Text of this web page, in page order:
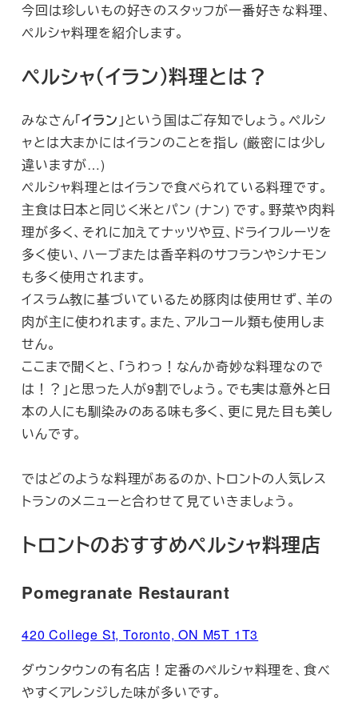
今回は珍しいもの好きのスタッフが一番好きな料理、
ペルシャ料理を紹介します。
ペルシャ（イラン）料理とは？
みなさん「イラン 」という国はご存知でしょう。ペルシ
ャとは大まかにはイランのことを指し (厳密には少し
違いますが…)
ペルシャ料理とはイランで食べられている料理です。
主食は日本と同じく米とパン (ナン) です。野菜や肉料
理が多く、それに加えてナッツや豆、ドライフルーツを
多く使い、ハーブまたは香辛料のサフランやシナモン
も多く使用されます。
イスラム教に基づいているため豚肉は使用せず、羊の
肉が主に使われます。また、アルコール類も使用しま
せん。
ここまで聞くと、「うわっ！なんか奇妙な料理なので
は！？」と思った人が9割でしょう。でも実は意外と日
本の人にも馴染みのある味も多く、更に見た目も美し
いんです。
ではどのような料理があるのか、トロントの人気レス
トランのメニューと合わせて見ていきましょう。
トロントのおすすめペルシャ料理店
Pomegranate Restaurant
420 College St, Toronto, ON M5T 1T3
ダウンタウンの有名店！定番のペルシャ料理を、食べ
やすくアレンジした味が多いです。